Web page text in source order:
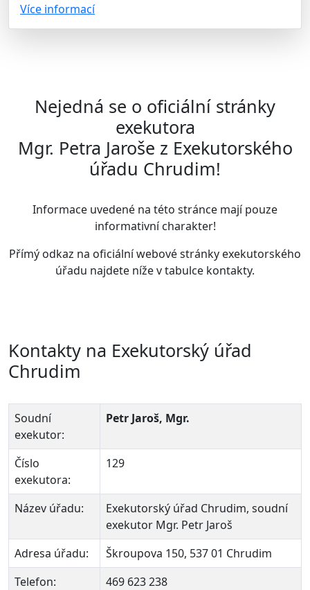
Více informací
Nejedná se o oficiální stránky
exekutora
Mgr. Petra Jaroše z Exekutorského
úřadu Chrudim!
Informace uvedené na této stránce mají pouze
informativní charakter!
Přímý odkaz na oficiální webové stránky exekutorského
úřadu najdete níže v tabulce kontakty.
Kontakty na Exekutorský úřad
Chrudim
Soudní
exekutor:
Petr Jaroš, Mgr.
Číslo
exekutora:
129
Název úřadu:
Exekutorský úřad Chrudim, soudní
exekutor Mgr. Petr Jaroš
Adresa úřadu:
Škroupova 150, 537 01 Chrudim
Telefon:
469 623 238